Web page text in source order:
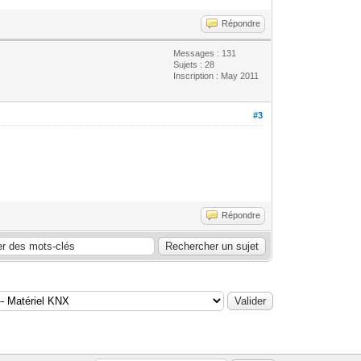
Répondre
Messages : 131
Sujets : 28
Inscription : May 2011
#3
Répondre